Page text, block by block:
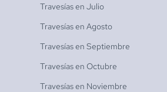
Travesías en Julio
Travesías en Agosto
Travesías en Septiembre
Travesías en Octubre
Travesías en Noviembre